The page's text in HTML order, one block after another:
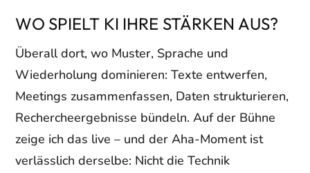
WO SPIELT KI IHRE STÄRKEN AUS?
Überall dort, wo Muster, Sprache und
Wiederholung dominieren: Texte entwerfen,
Meetings zusammenfassen, Daten strukturieren,
Rechercheergebnisse bündeln. Auf der Bühne
zeige ich das live – und der Aha-Moment ist
verlässlich derselbe: Nicht die Technik